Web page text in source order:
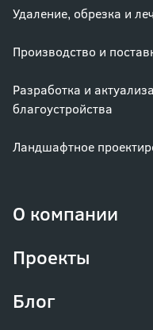
Удаление, обрезка и
Производство и
Разработка и
благоустройства
Ландшафтное
О компании
Проекты
Блог